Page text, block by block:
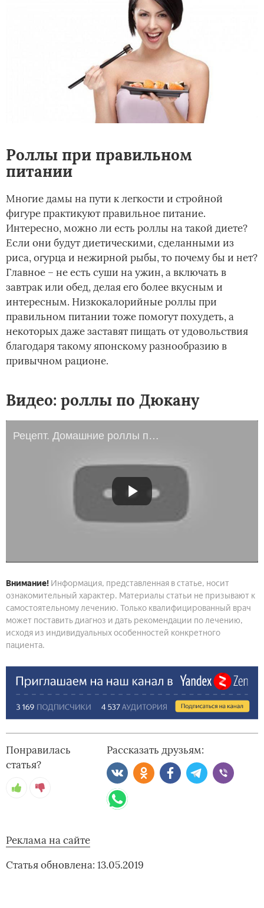
Роллы при правильном
питании
Многие дамы на пути к легкости и стройной
фигуре практикуют правильное питание.
Интересно, можно ли есть роллы на такой диете?
Если они будут диетическими, сделанными из
риса, огурца и нежирной рыбы, то почему бы и нет?
Главное – не есть суши на ужин, а включать в
завтрак или обед, делая его более вкусным и
интересным. Низкокалорийные роллы при
правильном питании тоже помогут похудеть, а
некоторых даже заставят пищать от удовольствия
благодаря такому японскому разнообразию в
привычном рационе.
Видео: роллы по Дюкану
Рецепт. Домашние роллы по Дюкану
Внимание! Информация, представленная в статье, носит
ознакомительный характер. Материалы статьи не призывают к
самостоятельному лечению. Только квалифицированный врач
может поставить диагноз и дать рекомендации по лечению,
исходя из индивидуальных особенностей конкретного
пациента.
Понравилась
статья?
Рассказать друзьям:
Реклама на сайте
Статья обновлена: 13.05.2019